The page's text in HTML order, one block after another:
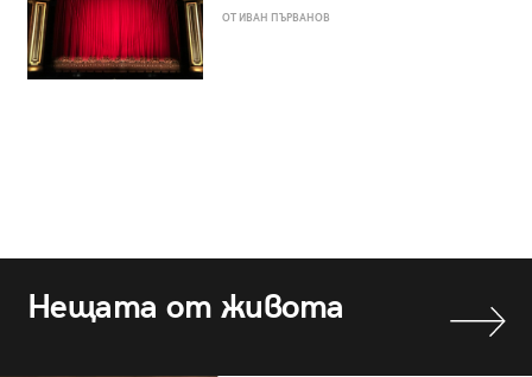
ОТ ИВАН ПЪРВАНОВ
Нещата от живота